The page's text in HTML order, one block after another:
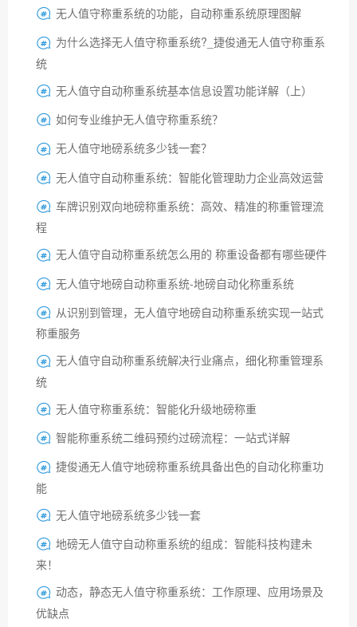
 无人值守称重系统的功能，自动称重系统原理图解
 为什么选择无人值守称重系统?_捷俊通无人值守称重系
统
 无人值守自动称重系统基本信息设置功能详解（上）
 如何专业维护无人值守称重系统？
 无人值守地磅系统多少钱一套？
 无人值守自动称重系统：智能化管理助力企业高效运营
 车牌识别双向地磅称重系统：高效、精准的称重管理流
程
 无人值守自动称重系统怎么用的 称重设备都有哪些硬件
 无人值守地磅自动称重系统-地磅自动化称重系统
 从识别到管理，无人值守地磅自动称重系统实现一站式
称重服务
 无人值守自动称重系统解决行业痛点，细化称重管理系
统
 无人值守称重系统：智能化升级地磅称重
 智能称重系统二维码预约过磅流程：一站式详解
 捷俊通无人值守地磅称重系统具备出色的自动化称重功
能
 无人值守地磅系统多少钱一套
 地磅无人值守自动称重系统的组成：智能科技构建未
来！
 动态，静态无人值守称重系统：工作原理、应用场景及
优缺点